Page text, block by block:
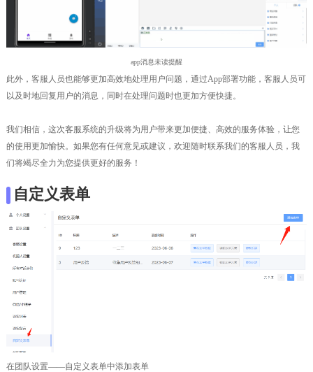
app消息未读提醒
此外，客服人员也能够更加高效地处理用户问题，通过App部署功能，客服人员可
以及时地回复用户的消息，同时在处理问题时也更加方便快捷。
我们相信，这次客服系统的升级将为用户带来更加便捷、高效的服务体验，让您
的使用更加愉快。如果您有任何意见或建议，欢迎随时联系我们的客服人员，我
们将竭尽全力为您提供更好的服务！
自定义表单
在团队设置——自定义表单中添加表单